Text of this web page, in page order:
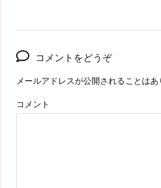
コメントをどうぞ
メールアドレスが公開されることはあ
コメント